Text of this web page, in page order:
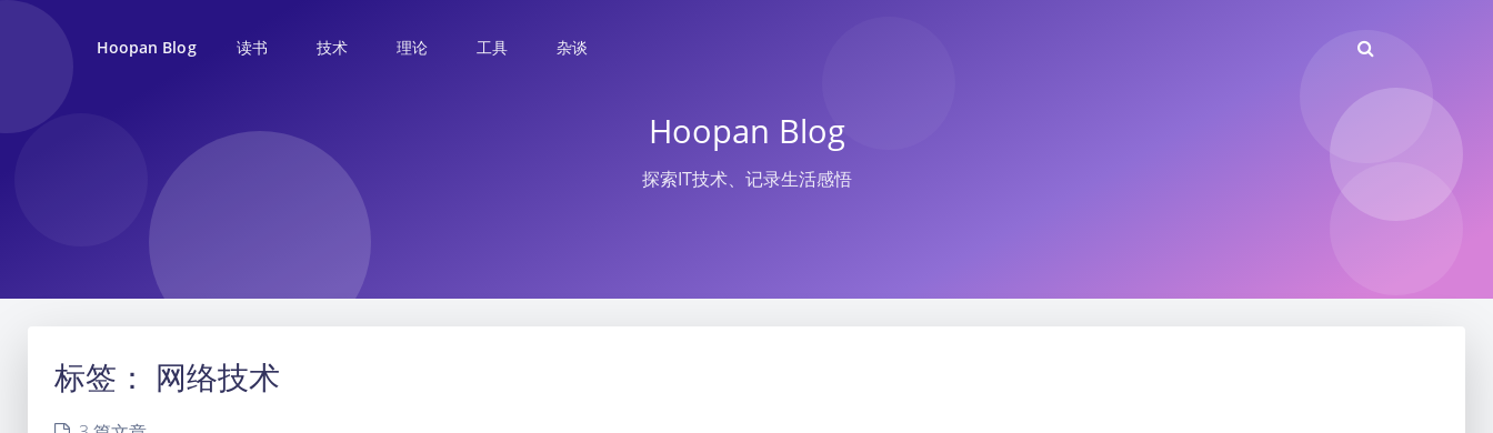
Hoopan Blog 读书 技术 理论 工具 杂谈
Hoopan Blog
探索IT技术、记录生活感悟
标签： 网络技术